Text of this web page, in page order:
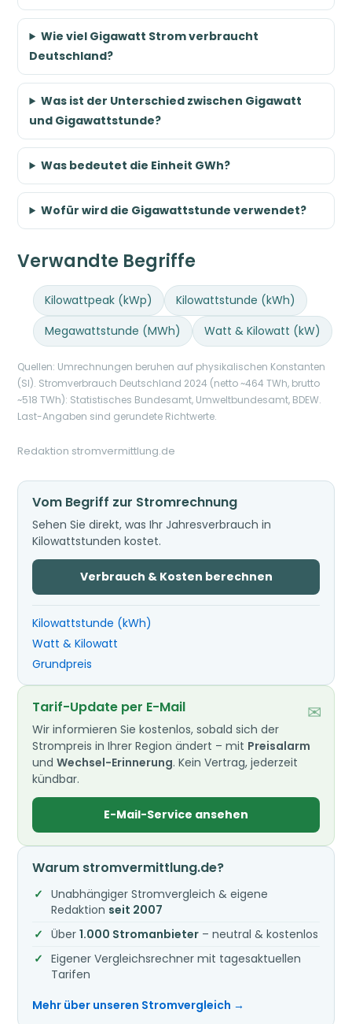
Wie viel Gigawatt Strom verbraucht
Deutschland?
Was ist der Unterschied zwischen Gigawatt
und Gigawattstunde?
Was bedeutet die Einheit GWh?
Wofür wird die Gigawattstunde verwendet?
Verwandte Begriffe
Kilowattpeak (kWp)
Kilowattstunde (kWh)
Megawattstunde (MWh)
Watt & Kilowatt (kW)
Quellen: Umrechnungen beruhen auf physikalischen Konstanten
(SI). Stromverbrauch Deutschland 2024 (netto ~464 TWh, brutto
~518 TWh): Statistisches Bundesamt, Umweltbundesamt, BDEW.
Last-Angaben sind gerundete Richtwerte.
Redaktion stromvermittlung.de
Vom Begriff zur Stromrechnung
Sehen Sie direkt, was Ihr Jahresverbrauch in
Kilowattstunden kostet.
Verbrauch & Kosten berechnen
Kilowattstunde (kWh)
Watt & Kilowatt
Grundpreis
✉
Tarif-Update per E-Mail
Wir informieren Sie kostenlos, sobald sich der
Strompreis in Ihrer Region ändert – mit Preisalarm
undWechsel-Erinnerung. Kein Vertrag, jederzeit
kündbar.
E-Mail-Service ansehen
Warum stromvermittlung.de?
Unabhängiger Stromvergleich & eigene
Redaktion seit 2007
Über1.000 Stromanbieter – neutral & kostenlos
Eigener Vergleichsrechner mit tagesaktuellen
Tarifen
Mehr über unseren Stromvergleich →